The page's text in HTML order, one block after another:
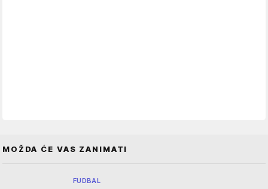
MOŽDA ĆE VAS ZANIMATI
FUDBAL